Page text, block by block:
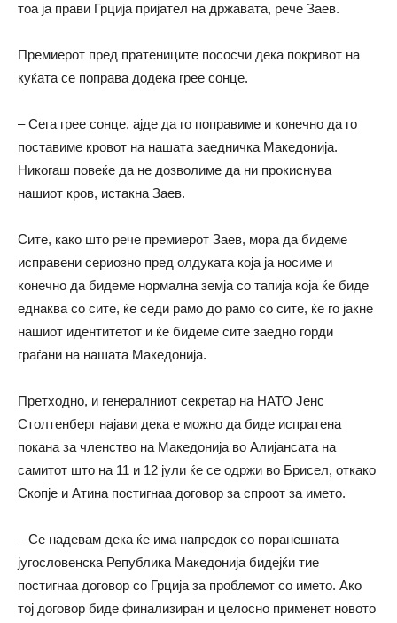
тоа ја прави Грција пријател на државата, рече Заев.
Премиерот пред пратениците пососчи дека покривот на
куќата се поправа додека грее сонце.
– Сега грее сонце, ајде да го поправиме и конечно да го
поставиме кровот на нашата заедничка Македонија.
Никогаш повеќе да не дозволиме да ни прокиснува
нашиот кров, истакна Заев.
Сите, како што рече премиерот Заев, мора да бидеме
исправени сериозно пред олдуката која ја носиме и
конечно да бидеме нормална земја со тапија која ќе биде
еднаква со сите, ќе седи рамо до рамо со сите, ќе го јакне
нашиот идентитетот и ќе бидеме сите заедно горди
граѓани на нашата Македонија.
Претходно, и генералниот секретар на НАТО Јенс
Столтенберг најави дека е можно да биде испратена
покана за членство на Македонија во Алијансата на
самитот што на 11 и 12 јули ќе се одржи во Брисел, откако
Скопје и Атина постигнаа договор за спроот за името.
– Се надевам дека ќе има напредок со поранешната
југословенска Република Македонија бидејќи тие
постигнаа договор со Грција за проблемот со името. Ако
тој договор биде финализиран и целосно применет новото